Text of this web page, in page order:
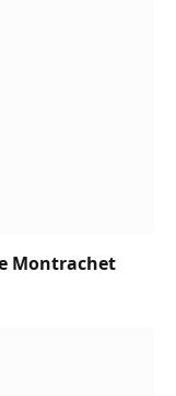
Montrachet